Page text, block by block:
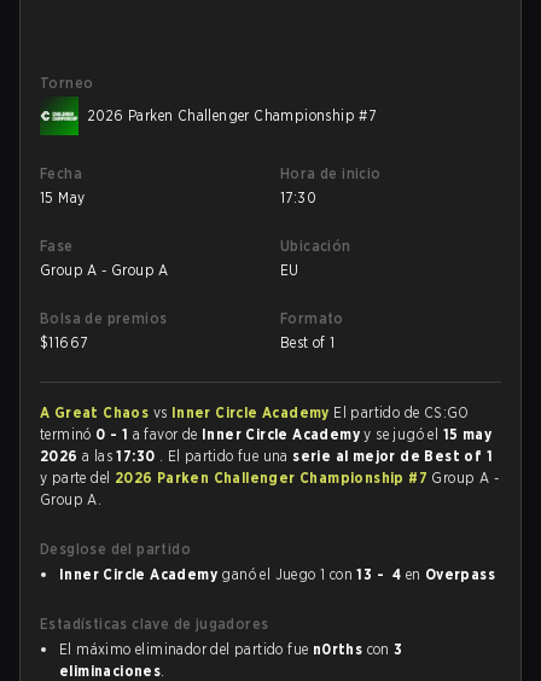
Torneo
2026 Parken Challenger Championship #7
Fecha
15 May
Hora de inicio
17:30
Fase
Group A - Group A
Ubicación
EU
Bolsa de premios
$11667
Formato
Best of 1
A Great Chaos vs Inner Circle Academy El partido de CS:GO
terminó 0 - 1 a favor de Inner Circle Academyy se jugó el 15 may
2026 a las17:30 . El partido fue una serie al mejor de Best of 1
y parte del 2026 Parken Challenger Championship #7 Group A -
Group A.
Desglose del partido
Inner Circle Academy ganó el Juego 1 con13 - 4 en Overpass
Estadísticas clave de jugadores
El máximo eliminador del partido fue n0rths con3
eliminaciones.